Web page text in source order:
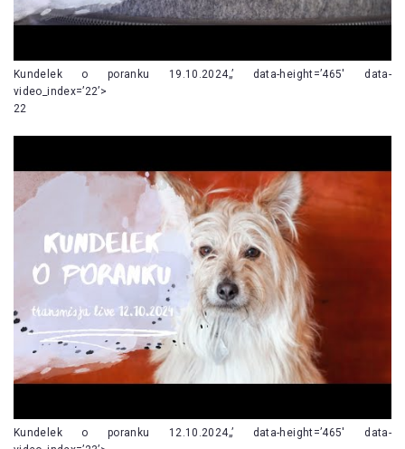
Kundelek o poranku 19.10.2024„’ data-height=’465′ data-
video_index=’22’>
22
Kundelek o poranku 12.10.2024„’ data-height=’465′ data-